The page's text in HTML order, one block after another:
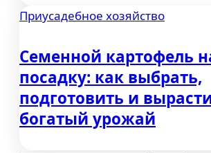
Приусадебное хозяйство
Семенной картофель
посадку: как выбрать,
подготовить и
богатый урожай